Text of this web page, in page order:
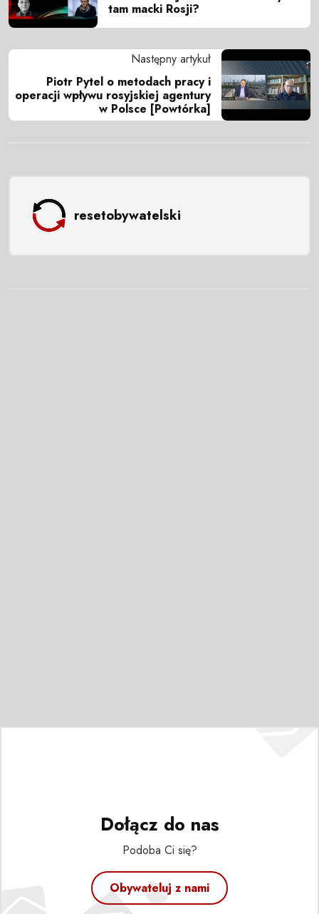
tam macki Rosji?
Następny artykuł
Piotr Pytel o metodach pracy i
operacji wpływu rosyjskiej agentury
w Polsce [Powtórka]
resetobywatelski
Dołącz do nas
Podoba Ci się?
Obywateluj z nami